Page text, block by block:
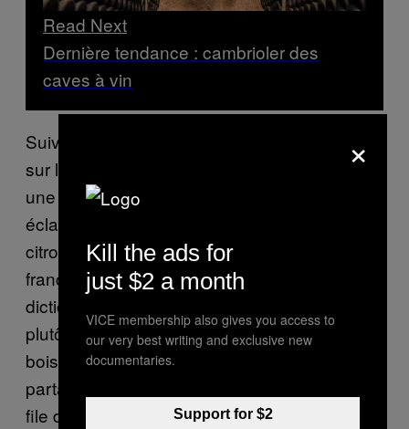
Read Next
Dernière tendance : cambrioler des
caves à vin
Suivant les voies maritimes pour s’installer
sur le sol Français, le cocktail y prend alors
une tournure un poil différente. Le rhum vient
éclabousser un mélange d’eau chaude, de
citron, de miel et parfois d’épices. Le grog à la
française, qui fait son entrée dans le
dictionnaire de l’Académie en 1835, vient
plutôt s’inscrire dans la longue tradition des
boissons chaudes alcoolisées que se
partagent différentes cultures : au Japon, on
file du
tamagosake(un mélange de
×
Kill the ads for
just $2 a month
VICE membership also gives you access to
our very best writing and exclusive new
documentaries.
Support for $2